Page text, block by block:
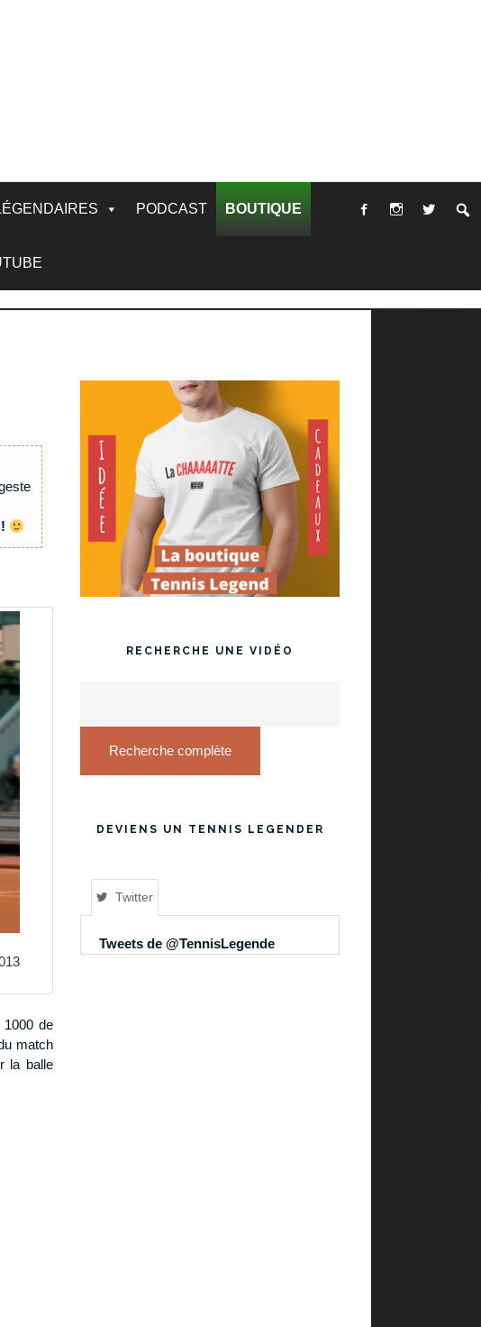
PODCAST BOUTIQUE
1000 de
match
la balle
RECHERCHE UNE VIDÉO
Recherche complète
DEVIENS UN TENNIS LEGENDER
Twitter
Tweets de @TennisLegende